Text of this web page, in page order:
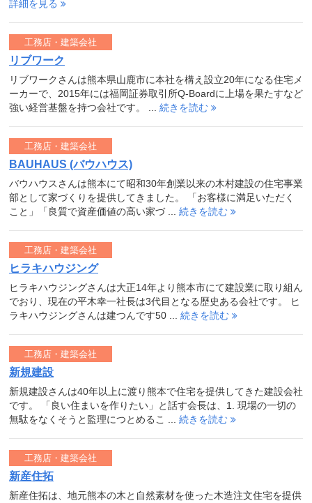
詳細を見る
リブワーク
リブワークさんは熊本県山鹿市に本社を構え設立20年になる住宅メ
ーカーで、2015年には福岡証券取引所Q-Boardに上場を果たすなど
強い経営基盤を持つ会社です。 ... 続きを読む
工務店・建築会社
BAUHAUS (バウハウス)
バウハウスさんは熊本にて昭和30年創業以来の木村建設の住宅事業
部として家づくりを提供してきました。 「お客様に満足いただく
こと」「良質で資産価値の高い家づ ... 続きを読む
工務店・建築会社
ヒラキハウジング
ヒラキハウジングさんは大正14年より熊本市にて建設業に取り組ん
でおり、現在の平木幸一社長は3代目となる歴史ある会社です。 ヒ
ラキハウジングさんは建つんです50 ... 続きを読む
工務店・建築会社
新規建設
新規建設さんは40年以上に渡り熊本で住宅を提供してきた建設会社
です。 「良い住まいを作りたい」と話す会長は、1. 現場の一切の
無駄をなくそうと監理につとめるこ ... 続きを読む
工務店・建築会社
新産住拓
新産住拓は、地元熊本の木と自然素材を使った木造注文住宅を提供
工務店・建築会社